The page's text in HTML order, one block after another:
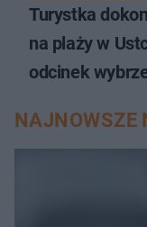
Turystka
na plaży w
odcinek
NAJNOWSZE